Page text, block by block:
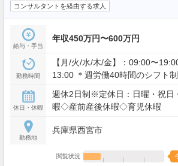
コンサルタントを経由する求人
給与・手当
年収450万円〜600万円
勤務時間
【月/火/水/木/金】：09:00〜
13:00 ＊週労働40時間のシフト制
休日・休暇
週休2日制※定休日：日曜・祝
暇◇産前産後休暇◇育児休暇
勤務地
兵庫県西宮市
閲覧状況